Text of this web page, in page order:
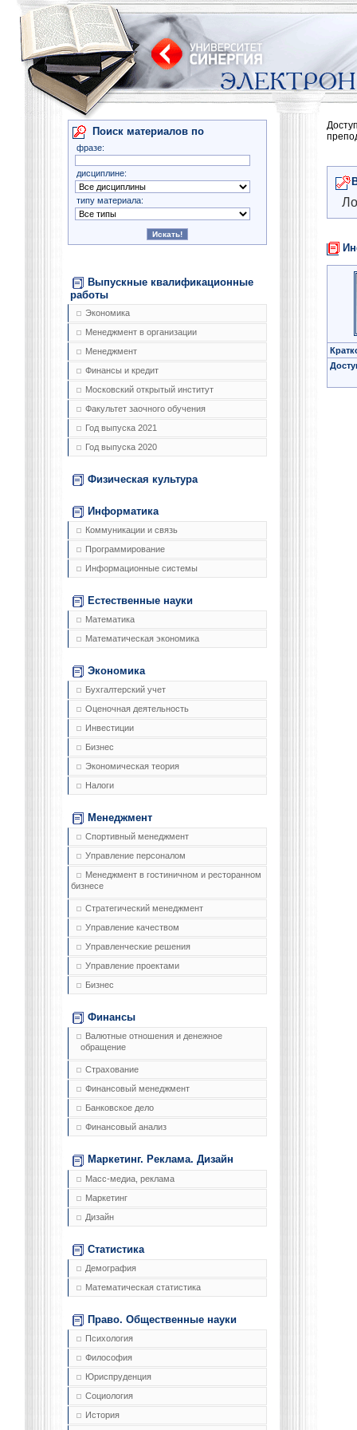
Поиск материалов по
фразе:
дисциплине:
типу материала:
Выпускные квалификационные
работы
Экономика
Менеджмент в организации
Менеджмент
Финансы и кредит
Московский открытый институт
Факультет заочного обучения
Год выпуска 2021
Год выпуска 2020
Физическая культура
Информатика
Коммуникации и связь
Программирование
Информационные системы
Естественные науки
Математика
Математическая экономика
Экономика
Бухгалтерский учет
Оценочная деятельность
Инвестиции
Бизнес
Экономическая теория
Налоги
Менеджмент
Спортивный менеджмент
Управление персоналом
Менеджмент в гостиничном и ресторанном
бизнесе
Стратегический менеджмент
Управление качеством
Управленческие решения
Управление проектами
Бизнес
Финансы
Валютные отношения и денежное
обращение
Страхование
Финансовый менеджмент
Банковское дело
Финансовый анализ
Маркетинг. Реклама. Дизайн
Масс-медиа, реклама
Маркетинг
Дизайн
Статистика
Демография
Математическая статистика
Право. Общественные науки
Психология
Философия
Юриспруденция
Социология
История